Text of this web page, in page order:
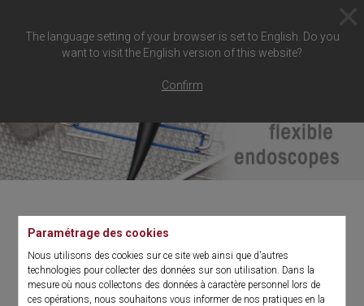
Paramétrage des cookies
Nous utilisons des cookies sur ce site web ainsi que d'autres
technologies pour collecter des données sur son utilisation. Dans la
mesure où nous collectons des données à caractère personnel lors de
ces opérations, nous souhaitons vous informer de nos pratiques en la
The language setting of your browser is set to English. Do you
want to visit the English version of this website?
Confirm
Panier-tamis pour
endoscopes flexibles